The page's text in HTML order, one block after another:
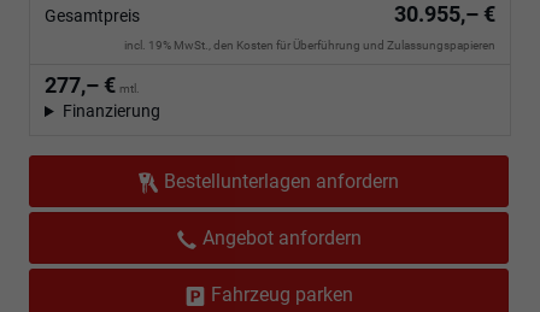
Gesamtpreis 30.955,– €
incl. 19% MwSt., den Kosten für Überführung und Zulassungspapieren
277,– € mtl.
Finanzierung
Bestellunterlagen anfordern
Angebot anfordern
Fahrzeug parken